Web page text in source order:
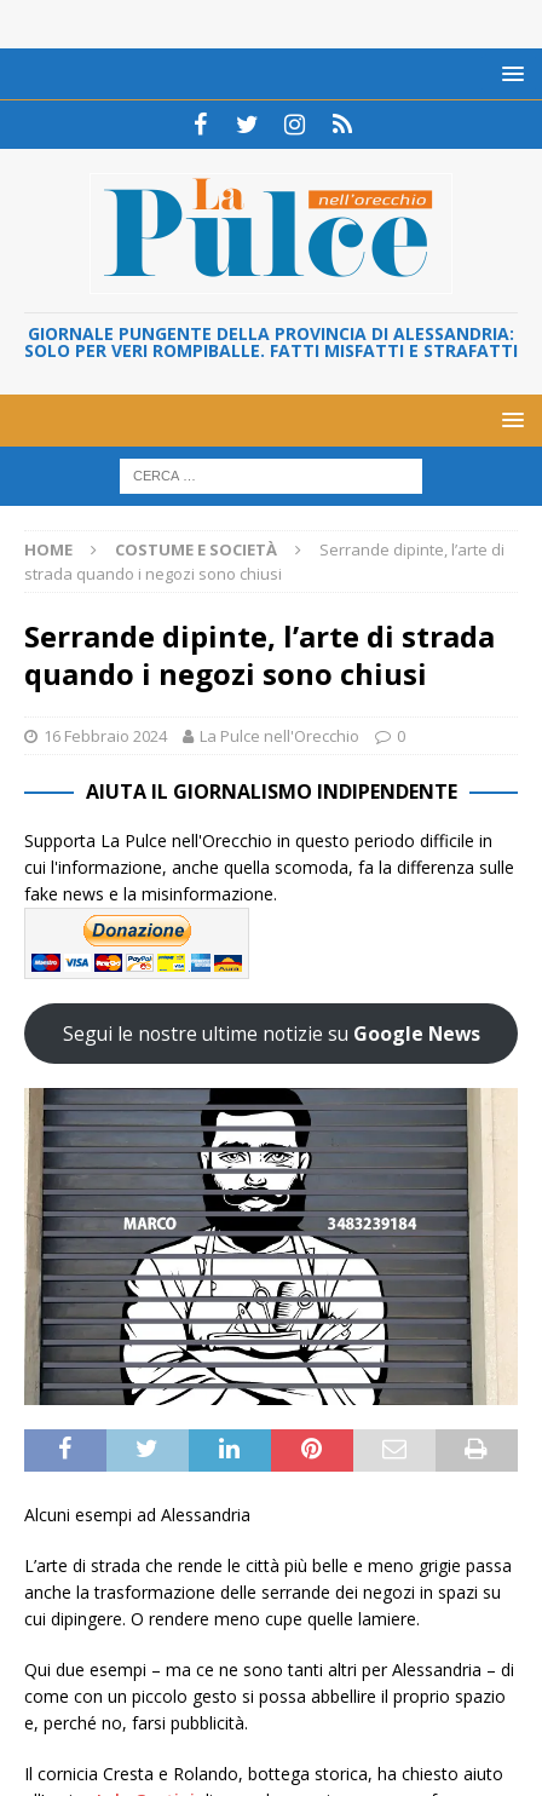
GIORNALE PUNGENTE DELLA PROVINCIA DI ALESSANDRIA:
SOLO PER VERI ROMPIBALLE. FATTI MISFATTI E STRAFATTI
HOME COSTUME E SOCIETÀ
Serrande dipinte, l’arte di
strada quando i negozi sono chiusi
Serrande dipinte, l’arte di strada
quando i negozi sono chiusi
16 Febbraio 2024 La Pulce nell'Orecchio 0
AIUTA IL GIORNALISMO INDIPENDENTE
Supporta La Pulce nell'Orecchio in questo periodo difficile in
cui l'informazione, anche quella scomoda, fa la differenza sulle
fake news e la misinformazione.
Segui le nostre ultime notizie su Google News
Alcuni esempi ad Alessandria
L’arte di strada che rende le città più belle e meno grigie passa
anche la trasformazione delle serrande dei negozi in spazi su
cui dipingere. O rendere meno cupe quelle lamiere.
Qui due esempi – ma ce ne sono tanti altri per Alessandria – di
come con un piccolo gesto si possa abbellire il proprio spazio
e, perché no, farsi pubblicità.
Il cornicia Cresta e Rolando, bottega storica, ha chiesto aiuto